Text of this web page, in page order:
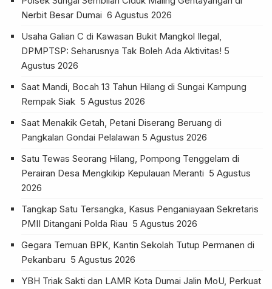
Nerbit Besar Dumai 6 Agustus 2026
Usaha Galian C di Kawasan Bukit Mangkol Ilegal,
DPMPTSP: Seharusnya Tak Boleh Ada Aktivitas! 5
Agustus 2026
Saat Mandi, Bocah 13 Tahun Hilang di Sungai Kampung
Rempak Siak 5 Agustus 2026
Saat Menakik Getah, Petani Diserang Beruang di
Pangkalan Gondai Pelalawan 5 Agustus 2026
Satu Tewas Seorang Hilang, Pompong Tenggelam di
Perairan Desa Mengkikip Kepulauan Meranti 5 Agustus
2026
Tangkap Satu Tersangka, Kasus Penganiayaan Sekretaris
PMII Ditangani Polda Riau 5 Agustus 2026
Gegara Temuan BPK, Kantin Sekolah Tutup Permanen di
Pekanbaru 5 Agustus 2026
YBH Triak Sakti dan LAMR Kota Dumai Jalin MoU, Perkuat